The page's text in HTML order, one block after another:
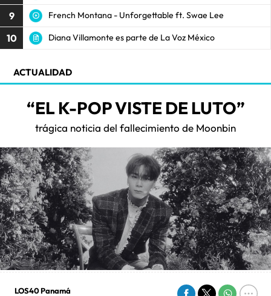
9 French Montana - Unforgettable ft. Swae Lee
10 Diana Villamonte es parte de La Voz México
ACTUALIDAD
“EL K-POP VISTE DE LUTO”
trágica noticia del fallecimiento de Moonbin
LOS40 Panamá